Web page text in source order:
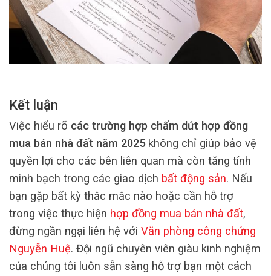
Kết luận
Việc hiểu rõ các trường hợp chấm dứt hợp đồng
mua bán nhà đất năm 2025không chỉ giúp bảo vệ
quyền lợi cho các bên liên quan mà còn tăng tính
minh bạch trong các giao dịch bất động sản. Nếu
bạn gặp bất kỳ thắc mắc nào hoặc cần hỗ trợ
trong việc thực hiện hợp đồng mua bán nhà đất,
đừng ngần ngại liên hệ với Văn phòng công chứng
Nguyễn Huệ. Đội ngũ chuyên viên giàu kinh nghiệm
của chúng tôi luôn sẵn sàng hỗ trợ bạn một cách